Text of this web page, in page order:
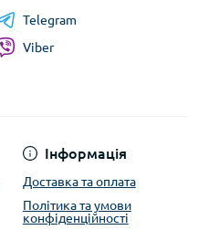
Інформація
Доставка та оплата
Політика та умови
конфіденційності
Telegram
Viber